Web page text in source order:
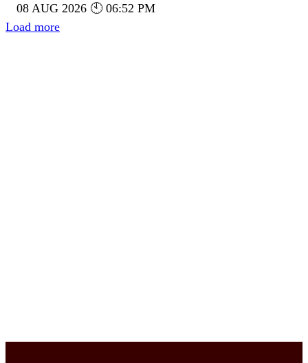
08 AUG 2026 🕙 06:52 PM
Load more